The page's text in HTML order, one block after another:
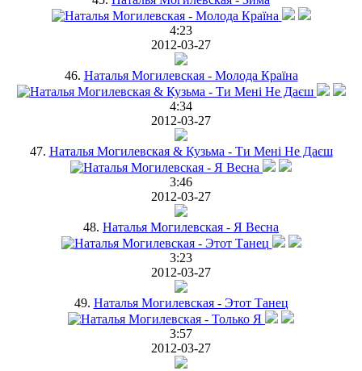
4:23
2012-03-27
46. Наталья Могилевская - Молода Країна
4:34
2012-03-27
47. Наталья Могилевская & Кузьма - Ти Мені Не Даєш
3:46
2012-03-27
48. Наталья Могилевская - Я Весна
3:23
2012-03-27
49. Наталья Могилевская - Этот Танец
3:57
2012-03-27